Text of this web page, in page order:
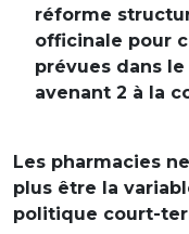
réforme
officinale pour
prévues dans le
avenant 2 à la
Les pharmacies
plus être la
politique court-